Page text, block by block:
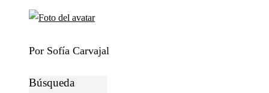
Por Sofía Carvajal
Búsqueda